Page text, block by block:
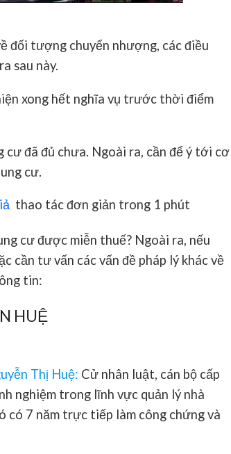
đối tượng chuyển nhượng, các điều
sau này.
xong hết nghĩa vụ trước thời điểm
cư đã đủ chưa. Ngoài ra, cần để ý tới cơ
cư.
thao tác đơn giản trong 1 phút
cư được miễn thuế? Ngoài ra, nếu
cần tư vấn các vấn đề pháp lý khác về
tin:
HUỆ
Thị Huệ: Cử nhân luật, cán bộ cấp
nghiệm trong lĩnh vực quản lý nhà
có 7 năm trực tiếp làm công chứng và